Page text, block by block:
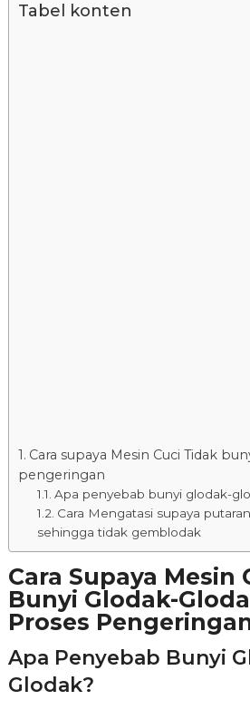
Tabel konten
Cara supaya Mesin Cuci Tidak
pengeringan
Apa penyebab bunyi glodak-
Cara Mengatasi supaya
sehingga tidak gemblodak
Cara Supaya Mesin
Bunyi Glodak-
Proses
Apa Penyebab Bunyi
Glodak?